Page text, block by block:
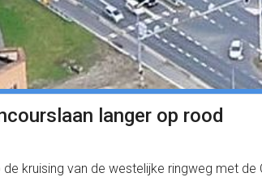
langer op rood
kruising van de westelijke ringweg met